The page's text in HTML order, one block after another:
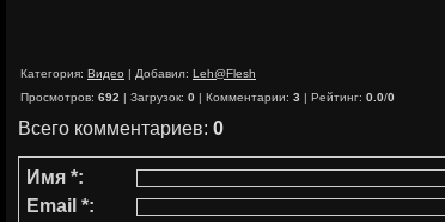
Категория: Видео | Добавил: Leh@Flesh
Просмотров: 692 | Загрузок: 0 | Комментарии: 3 | Рейтинг: 0.0/0
Всего комментариев: 0
Имя *:
Email *: